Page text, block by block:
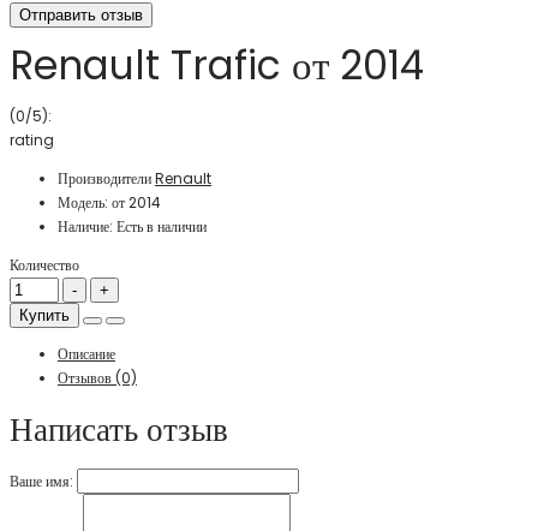
Отправить отзыв
Renault Trafic от 2014
(0/5):
rating
ПроизводителиRenault
Модель: от 2014
Наличие: Есть в наличии
Количество
Купить
Описание
Отзывов (0)
Написать отзыв
Ваше имя: